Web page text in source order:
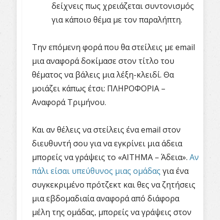
δείχνεις πως χρειάζεται συντονισμός
για κάποιο θέμα με τον παραλήπτη.
Την επόμενη φορά που θα στείλεις με email
μια αναφορά δοκίμασε στον τίτλο του
θέματος να βάλεις μια λέξη-κλειδί. Θα
μοιάζει κάπως έτσι: ΠΛΗΡΟΦΟΡΙΑ –
Αναφορά Τριμήνου.
Και αν θέλεις να στείλεις έναemail στον
διευθυντή σου για να εγκρίνει μια άδεια
μπορείς να γράψεις το «ΑΙΤΗΜΑ – Άδεια». Αν
πάλι είσαι υπεύθυνος μιας ομάδας για ένα
συγκεκριμένο πρότζεκτ και θες να ζητήσεις
μια εβδομαδιαία αναφορά από διάφορα
μέλη της ομάδας, μπορείς να γράψεις στον